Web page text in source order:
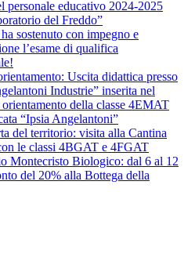
personale educativo 2024-2025
del Freddo”
sostenuto con impegno e
l’esame di qualifica
Uscita didattica presso
Industrie” inserita nel
della classe 4EMAT
“Ipsia Angelantoni”
del territorio: visita alla Cantina
le classi 4BGAT e 4FGAT
Montecristo Biologico: dal 6 al 12
del 20% alla Bottega della